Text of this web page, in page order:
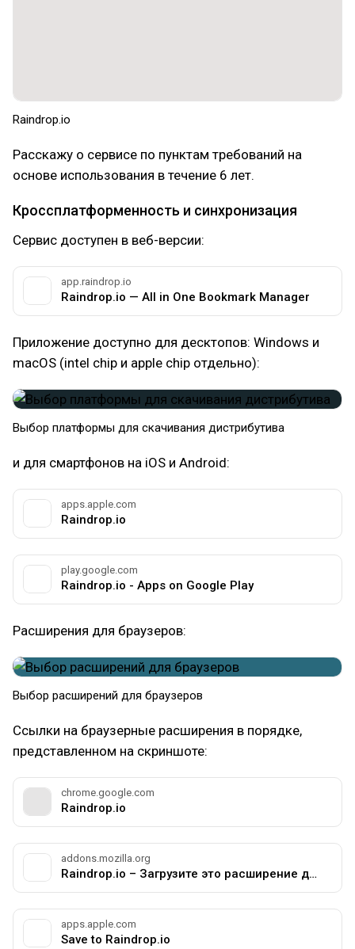
Raindrop.io
Расскажу о сервисе по пунктам требований на
основе использования в течение 6 лет.
Кроссплатформенность и синхронизация
Сервис доступен в веб-версии:
app.raindrop.io
Raindrop.io — All in One Bookmark Manager
Приложение доступно для десктопов: Windows и
macOS (intel chip и apple chip отдельно):
Выбор платформы для скачивания дистрибутива
и для смартфонов на iOS и Android:
apps.apple.com
‎Raindrop.io
play.google.com
Raindrop.io - Apps on Google Play
Расширения для браузеров:
Выбор расширений для браузеров
Ссылки на браузерные расширения в порядке,
представленном на скриншоте:
chrome.google.com
Raindrop.io
addons.mozilla.org
Raindrop.io – Загрузите это расширение для 🦊 Firefox (ru)
apps.apple.com
‎Save to Raindrop.io